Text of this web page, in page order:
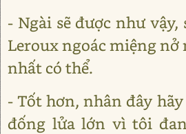
- Ngài sẽ được như vậy,
Leroux ngoác miệng nở
nhất có thể.
- Tốt hơn, nhân đây
đống lửa lớn vì tôi